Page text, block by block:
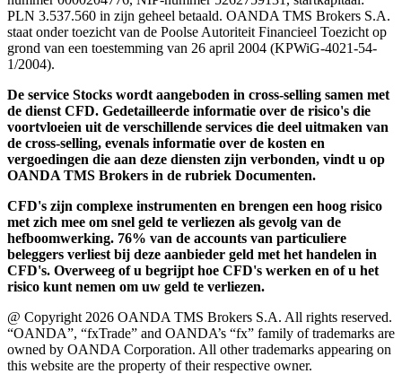
PLN 3.537.560 in zijn geheel betaald. OANDA TMS Brokers S.A.
staat onder toezicht van de Poolse Autoriteit Financieel Toezicht op
grond van een toestemming van 26 april 2004 (KPWiG-4021-54-
1/2004).
De service Stocks wordt aangeboden in cross-selling samen met
de dienst CFD. Gedetailleerde informatie over de risico's die
voortvloeien uit de verschillende services die deel uitmaken van
de cross-selling, evenals informatie over de kosten en
vergoedingen die aan deze diensten zijn verbonden, vindt u op
OANDA TMS Brokers in de rubriek Documenten.
CFD's zijn complexe instrumenten en brengen een hoog risico
met zich mee om snel geld te verliezen als gevolg van de
hefboomwerking. 76% van de accounts van particuliere
beleggers verliest bij deze aanbieder geld met het handelen in
CFD's. Overweeg of u begrijpt hoe CFD's werken en of u het
risico kunt nemen om uw geld te verliezen.
@ Copyright 2026 OANDA TMS Brokers S.A. All rights reserved.
“OANDA”, “fxTrade” and OANDA’s “fx” family of trademarks are
owned by OANDA Corporation. All other trademarks appearing on
this website are the property of their respective owner.